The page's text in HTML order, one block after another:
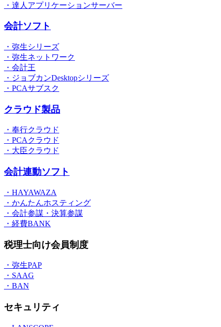
・達人アプリケーションサーバー
会計ソフト
・弥生シリーズ
・弥生ネットワーク
・会計王
・ジョブカンDesktopシリーズ
・PCAサブスク
クラウド製品
・奉行クラウド
・PCAクラウド
・大臣クラウド
会計連動ソフト
・HAYAWAZA
・かんたんホスティング
・会計参謀・決算参謀
・経費BANK
税理士向け会員制度
・弥生PAP
・SAAG
・BAN
セキュリティ